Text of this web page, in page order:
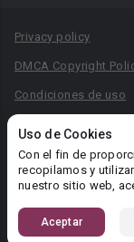
Uso de Cookies
Con el fin de
recopilamos y
nuestro sitio web,
Aceptar
Privacy policy
DMCA Copyright
Condiciones de uso
Reglas para la
Área RR.PP.:
© 2026 Booknet.